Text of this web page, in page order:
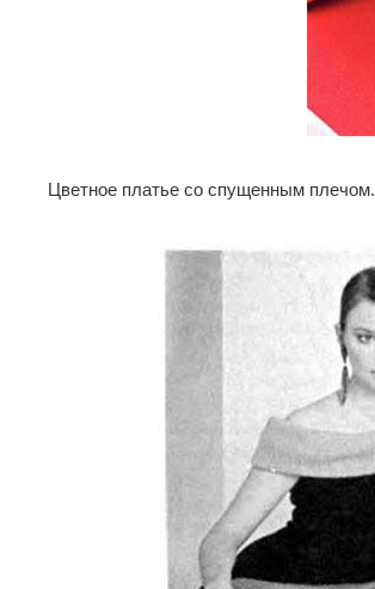
Цветное платье со спущенным плечом.